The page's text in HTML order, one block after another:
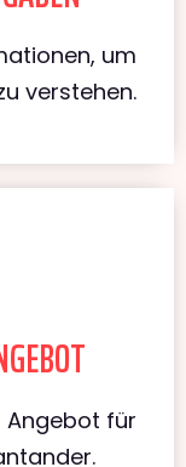
um
verstehen.
Angebot für